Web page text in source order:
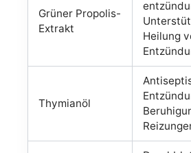
Grüner Propolis-
Extrakt
Heilung
Thymianöl